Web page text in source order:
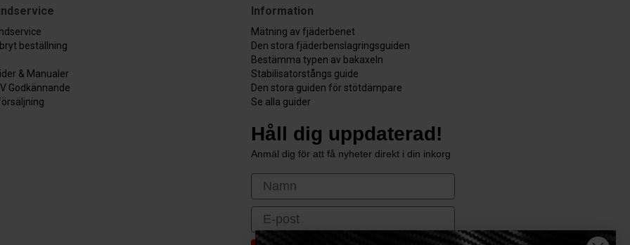
beställning
& Manualer
Godkännande
Information
Mätning av fjäderbenet
Den stora fjäderbenslagringsguiden
Bestämma typen av bakaxeln
Stabilisatorstångs guide
Den stora guiden för stötdämpare
Se alla guider
Håll dig uppdaterad!
Anmäl dig för att få nyheter direkt i din inkorg
First Name
Email